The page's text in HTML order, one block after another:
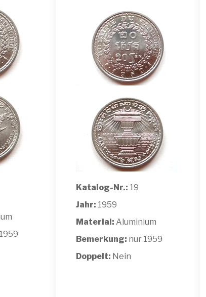
Katalog-Nr.: 19
Jahr: 1959
Material: Aluminium
Bemerkung: nur 1959
Doppelt: Nein